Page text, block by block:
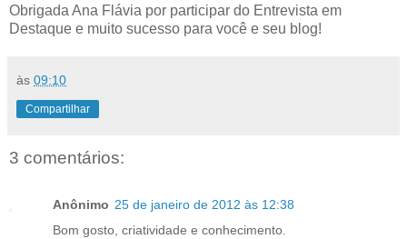
Obrigada Ana Flávia por participar do Entrevista em
Destaque e muito sucesso para você e seu blog!
às 09:10
Compartilhar
3 comentários:
Anônimo 25 de janeiro de 2012 às 12:38
Bom gosto, criatividade e conhecimento.